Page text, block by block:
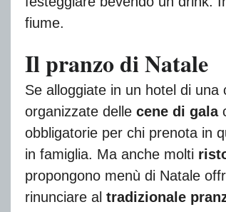
fiume.
Il pranzo di Natale
Se alloggiate in un hotel di
organizzate delle cene di gala
obbligatorie per chi prenota in
in famiglia. Ma anche molti
propongono menù di Natale
rinunciare al tradizionale